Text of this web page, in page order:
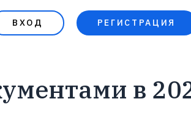
ВХОД РЕГИСТРАЦИЯ
в